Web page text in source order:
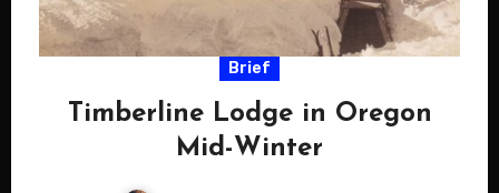
Brief
Timberline Lodge in Oregon
Mid-Winter